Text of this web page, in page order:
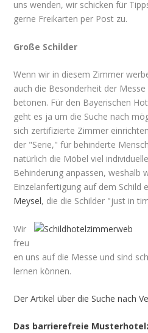
uns wenden, wir schicken für
gerne Freikarten per Post zu.
Große Schilder
Wenn wir in diesem Zimmer
auch die Besonderheit der
betonen. Für den Bayerischen
geht es ja um die Suche nach
sich zertifizierte Zimmer
der "Serie," für behinderte
natürlich die Möbel viel
Behinderung anpassen, weshalb
Einzelanfertigung auf dem Schild
Meysel, die die Schilder "just in
Wir
freu
en uns auf die Messe und sind
lernen können.
Der Artikel über die Suche nach
Das barrierefreie